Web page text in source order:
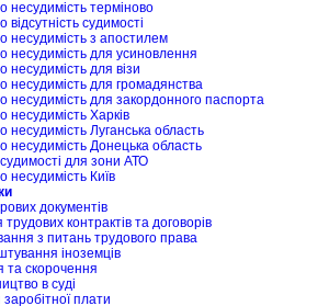
несудимість терміново
відсутність судимості
несудимість з апостилем
несудимість для усиновлення
несудимість для візи
несудимість для громадянства
несудимість для закордонного паспорта
несудимість Харків
несудимість Луганська область
несудимість Донецька область
для зони АТО
несудимість Київ
документів
контрактів та договорів
з питань трудового права
іноземців
та скорочення
в суді
плати